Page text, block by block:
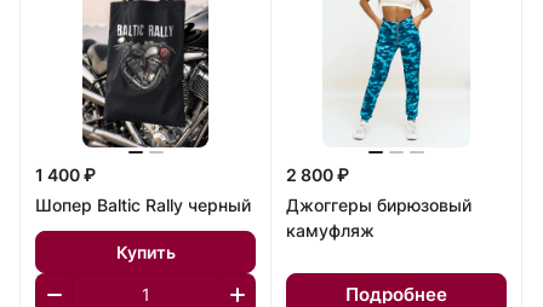
1 400 ₽
Шопер Baltic Rally черный
Купить
2 800 ₽
Джоггеры бирюзовый
камуфляж
Подробнее